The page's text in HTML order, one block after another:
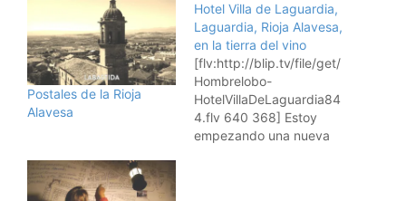
Postales de la Rioja
Alavesa
Hotel Villa de Laguardia,
Laguardia, Rioja Alavesa,
en la tierra del vino
[flv:http://blip.tv/file/get/
Hombrelobo-
HotelVillaDeLaguardia84
4.flv 640 368] Estoy
empezando una nueva